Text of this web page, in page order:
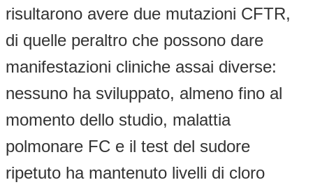
risultarono avere due mutazioni CFTR,
di quelle peraltro che possono dare
manifestazioni cliniche assai diverse:
nessuno ha sviluppato, almeno fino al
momento dello studio, malattia
polmonare FC e il test del sudore
ripetuto ha mantenuto livelli di cloro